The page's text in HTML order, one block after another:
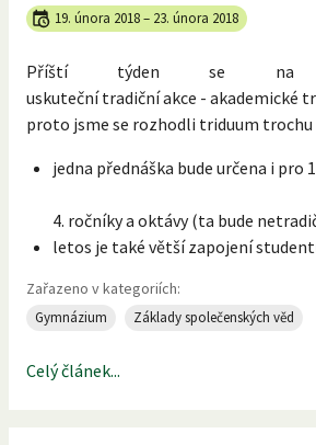
19. února 2018– 23. února 2018
Příští týden se na
uskuteční tradiční akce - akademické
proto jsme se rozhodli triduum
jedna přednáška bude určena i pro
4. ročníky a oktávy (ta bude
letos je také větší zapojení
Zařazeno v kategoriích:
Gymnázium Základy společenských věd
Celý článek...